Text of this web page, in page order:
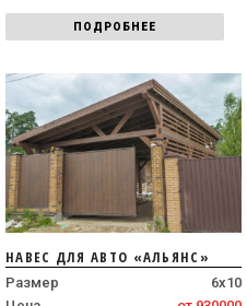
ПОДРОБНЕЕ
НАВЕС ДЛЯ АВТО «АЛЬЯНС»
Размер
6х10